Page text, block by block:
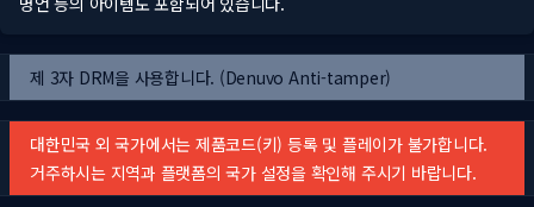
제 3자 DRM을 사용합니다. (Denuvo Anti-tamper)
대한민국 외 국가에서는 제품코드(키) 등록 및 플레이가 불가합니다.
거주하시는 지역과 플랫폼의 국가 설정을 확인해 주시기 바랍니다.